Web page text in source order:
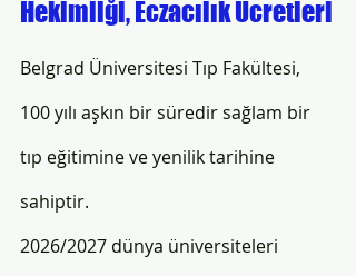
Hekimliği, Eczacılık Ücretleri
Belgrad Üniversitesi Tıp Fakültesi,
100 yılı aşkın bir süredir sağlam bir
tıp eğitimine ve yenilik tarihine
sahiptir.
2026/2027 dünya üniversiteleri